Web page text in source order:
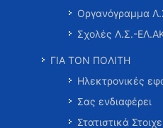
Οργανόγραμμα
Σχολές Λ.Σ.-
ΓΙΑ ΤΟΝ ΠΟΛΙΤΗ
Ηλεκτρονικές
Σας ενδιαφέρει
Στατιστικά